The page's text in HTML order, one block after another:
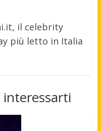
il celebrity
più letto in Italia